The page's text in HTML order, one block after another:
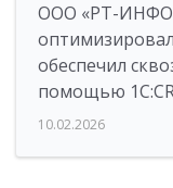
ООО «РТ-
обеспечил
помощью
10.02.2026